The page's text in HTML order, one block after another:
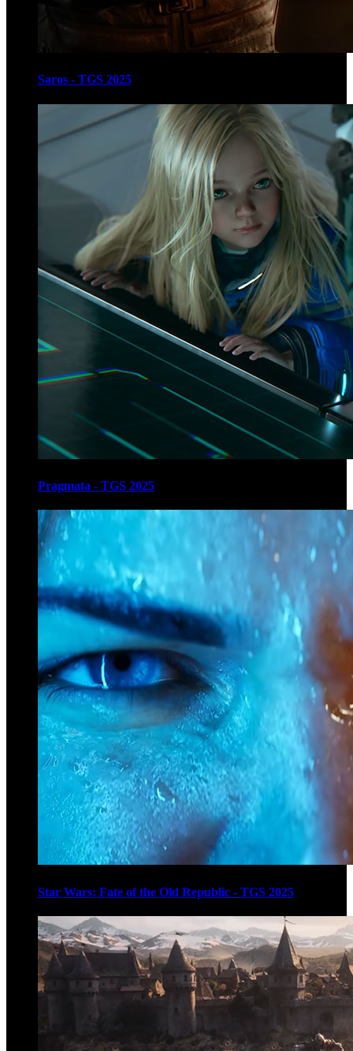
Saros - TGS 2025
Pragmata - TGS 2025
Star Wars: Fate of the Old Republic - TGS 2025